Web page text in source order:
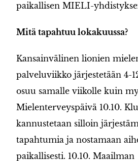
paikallisen MIELI-
Mitä tapahtuu lokakuussa?
Kansainvälinen lionien
palveluviikko järjestetään 4-
osuu samalle viikolle kuin
Mielenterveyspäivä 10.10.
kannustetaan silloin
tapahtumia ja nostamaan
paikallisesti. 10.10. Maailman